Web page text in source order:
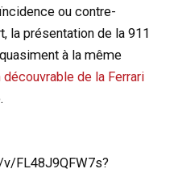
ou contre-
la présentation de la 911
à la même
découvrable de la Ferrari
FL48J9QFW7s?